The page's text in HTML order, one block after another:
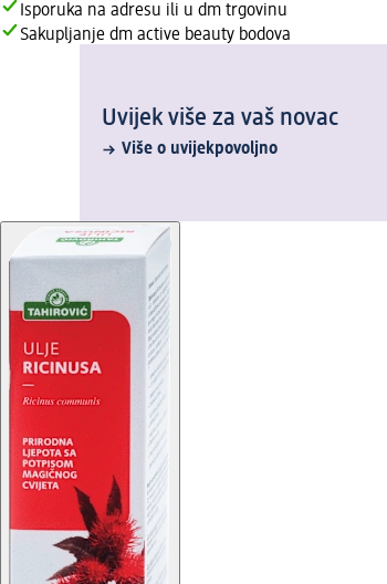
Isporuka na adresu ili u dm trgovinu
Sakupljanje dm active beauty bodova
Uvijek više za vaš novac
Više o uvijekpovoljno